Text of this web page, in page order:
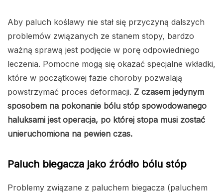
Aby paluch koślawy nie stał się przyczyną dalszych
problemów związanych ze stanem stopy, bardzo
ważną sprawą jest podjęcie w porę odpowiedniego
leczenia. Pomocne mogą się okazać specjalne wkładki,
które w początkowej fazie choroby pozwalają
powstrzymać proces deformacji. Z czasem jedynym
sposobem na pokonanie bólu stóp spowodowanego
haluksami jest operacja, po której stopa musi zostać
unieruchomiona na pewien czas.
Paluch biegacza jako źródło bólu stóp
Problemy związane z paluchem biegacza (paluchem